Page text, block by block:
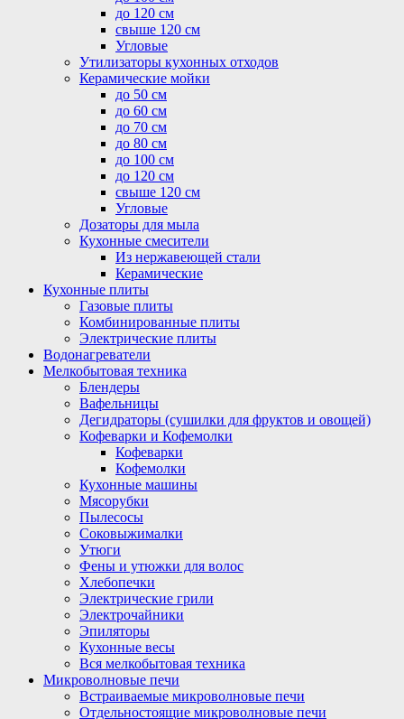
до 120 см
свыше 120 см
Угловые
Утилизаторы кухонных отходов
Керамические мойки
до 50 см
до 60 см
до 70 см
до 80 см
до 100 см
до 120 см
свыше 120 см
Угловые
Дозаторы для мыла
Кухонные смесители
Из нержавеющей стали
Керамические
Кухонные плиты
Газовые плиты
Комбинированные плиты
Электрические плиты
Водонагреватели
Мелкобытовая техника
Блендеры
Вафельницы
Дегидраторы (сушилки для фруктов и овощей)
Кофеварки и Кофемолки
Кофеварки
Кофемолки
Кухонные машины
Мясорубки
Пылесосы
Соковыжималки
Утюги
Фены и утюжки для волос
Хлебопечки
Электрические грили
Электрочайники
Эпиляторы
Кухонные весы
Вся мелкобытовая техника
Микроволновые печи
Встраиваемые микроволновые печи
Отдельностоящие микроволновые печи